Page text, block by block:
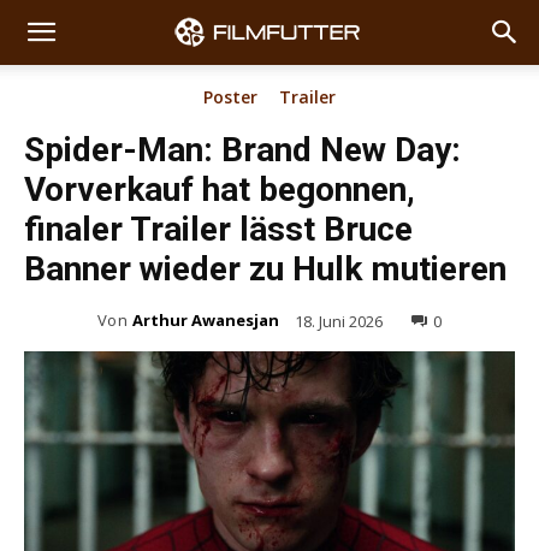
Poster Trailer
Spider-Man: Brand New Day:
Vorverkauf hat begonnen,
finaler Trailer lässt Bruce
Banner wieder zu Hulk mutieren
Von Arthur Awanesjan 18. Juni 2026 0